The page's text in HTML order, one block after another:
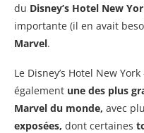
du Disney’s Hotel New
importante (il en avait
Marvel.
Le Disney’s Hotel New
également une des plus
Marvel du monde, avec
exposées, dont certaines